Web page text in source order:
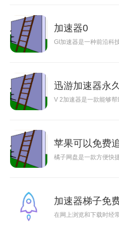
加速器0
GI加速器是一种前沿科
迅游加速器永
V 2加速器是一款能够
苹果可以免费
橘子网盘是一款方便快
加速器梯子免
在网上浏览和下载时经